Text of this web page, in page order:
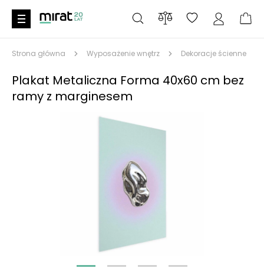
Strona główna Wyposażenie wnętrz Dekoracje ścienne
Plakat Metaliczna Forma 40x60 cm bez
ramy z marginesem